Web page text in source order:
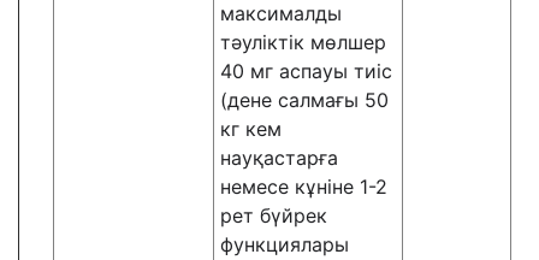
максималды
тәуліктік мөлшер
40 мг аспауы тиіс
(дене салмағы 50
кг кем
науқастарға
немесе кұніне 1-2
рет бүйрек
функциялары